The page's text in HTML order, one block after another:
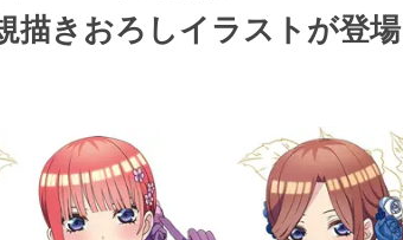
描きおろしイラストが登場